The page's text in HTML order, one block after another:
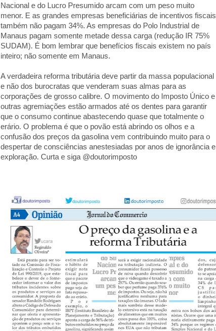
Nacional e do Lucro Presumido arcam com um peso muito
menor. E as grandes empresas beneficiárias de incentivos fiscais
também não pagam 34%. As empresas do Polo Industrial de
Manaus pagam somente metade dessa carga (redução IR 75%
SUDAM). É bom lembrar que benefícios fiscais existem no país
inteiro; não somente em Manaus.
A verdadeira reforma tributária deve partir da massa populacional
e não dos burocratas que venderam suas almas para as
corporações de grosso calibre. O movimento do Imposto Único e
outras agremiações estão armados até os dentes para garantir
que o consumo continue abastecendo quase que totalmente o
erário. O problema é que o povão está abrindo os olhos e a
confusão dos preços da gasolina vem contribuindo muito para o
despertar de consciências anestesiadas por anos de ignorância e
exploração. Curta e siga @doutorimposto